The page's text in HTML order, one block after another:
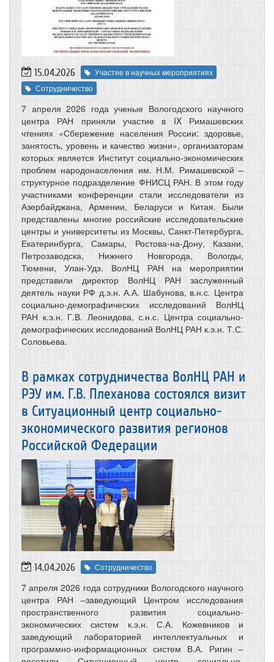
15.04.2026
Участие в научных мероприятиях
Сотрудничество
7 апреля 2026 года ученые Вологодского научного
центра РАН приняли участие в IX Римашевских
чтениях «Сбережение населения России: здоровье,
занятость, уровень и качество жизни», организаторам
которых является Институт социально-экономических
проблем народонаселения им. Н.М. Римашевской –
структурное подразделение ФНИСЦ РАН. В этом году
участниками конференции стали исследователи из
Азербайджана, Армении, Беларуси и Китая. Были
представлены многие российские исследовательские
центры и университеты из Москвы, Санкт-Петербурга,
Екатеринбурга, Самары, Ростова-на-Дону, Казани,
Петрозаводска, Нижнего Новгорода, Вологды,
Тюмени, Улан-Удэ. ВолНЦ РАН на мероприятии
представили директор ВолНЦ РАН заслуженный
деятель науки РФ д.э.н. А.А. Шабунова, в.н.с. Центра
социально-демографических исследований ВолНЦ
РАН к.э.н. Г.В. Леонидова, с.н.с. Центра социально-
демографических исследований ВолНЦ РАН к.э.н. Т.С.
Соловьева.
В рамках сотрудничества ВолНЦ РАН и
РЭУ им. Г.В. Плеханова состоялся визит
в Ситуационный центр социально-
экономического развития регионов
Российской Федерации
14.04.2026 Сотрудничество
7 апреля 2026 года сотрудники Вологодского научного
центра РАН –заведующий Центром исследования
пространственного развития социально-
экономических систем к.э.н. С.А. Кожевников и
заведующий лабораторией интеллектуальных и
программно-информационных систем В.А. Ригин –